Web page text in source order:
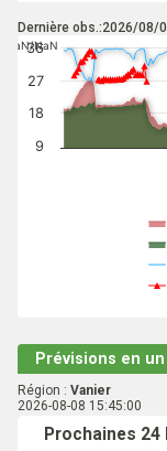
Dernière obs.:2026/08/
NaN/NaN
9
18
27
36
Prévisions en
Région : Vanier
2026-08-08 15:45:00
Prochaines 24